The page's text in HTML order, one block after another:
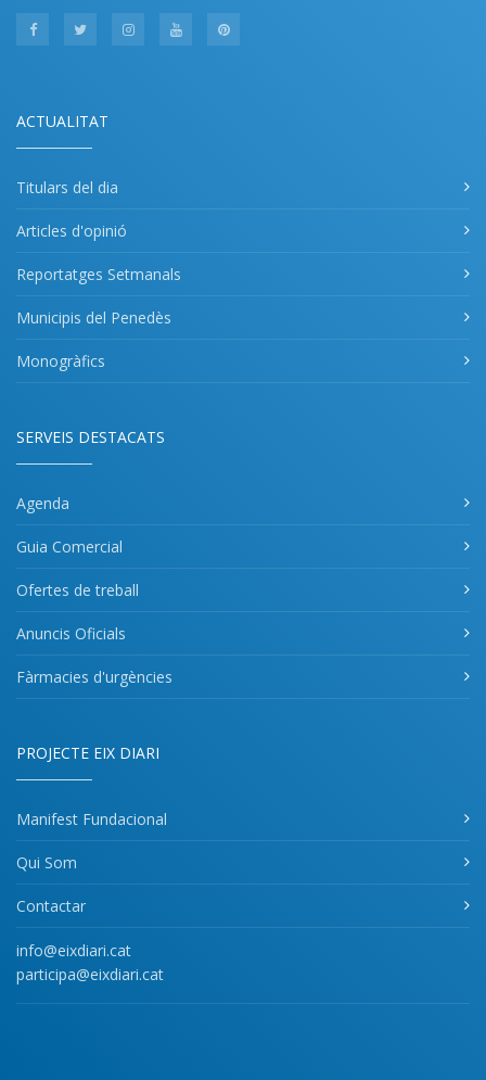
ACTUALITAT
Titulars del dia
Articles d'opinió
Reportatges Setmanals
Municipis del Penedès
Monogràfics
SERVEIS DESTACATS
Agenda
Guia Comercial
Ofertes de treball
Anuncis Oficials
Fàrmacies d'urgències
PROJECTE EIX DIARI
Manifest Fundacional
Qui Som
Contactar
info@eixdiari.cat
participa@eixdiari.cat